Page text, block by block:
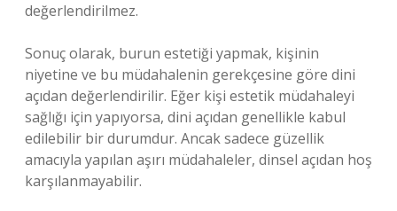
değerlendirilmez.
Sonuç olarak, burun estetiği yapmak, kişinin
niyetine ve bu müdahalenin gerekçesine göre dini
açıdan değerlendirilir. Eğer kişi estetik müdahaleyi
sağlığı için yapıyorsa, dini açıdan genellikle kabul
edilebilir bir durumdur. Ancak sadece güzellik
amacıyla yapılan aşırı müdahaleler, dinsel açıdan hoş
karşılanmayabilir.